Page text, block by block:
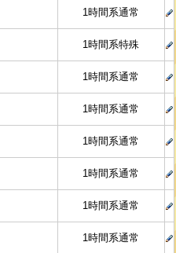
1時間系通常
1時間系特殊
1時間系通常
1時間系通常
1時間系通常
1時間系通常
1時間系通常
1時間系通常